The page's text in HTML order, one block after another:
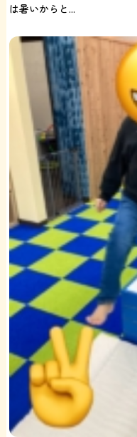
は暑いからと...